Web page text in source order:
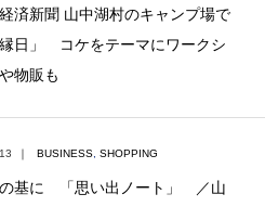
済新聞 山中湖村のキャンプ場で
縁日」 コケをテーマにワークシ
物販も
｜ BUSINESS SHOPPING
の基に 「思い出ノート」 ／山